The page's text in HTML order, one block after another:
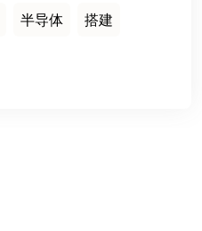
半导体 搭建